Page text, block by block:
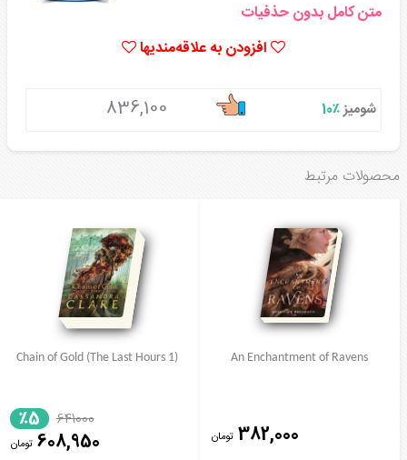
متن کامل بدون حذفیات
افزودن به علاقه‌مندیها
شومیز٪10 836,100
محصولات مرتبط
An Enchantment of Ravens
382,000 تومان
Chain of Gold (The Last Hours 1)
641000
٪5
608,950 تومان